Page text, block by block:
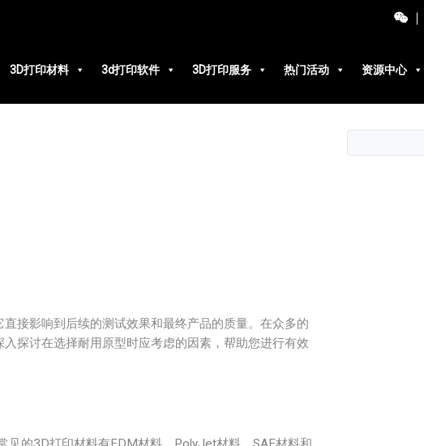
3D打印材料 3d打印软件 3D打印服务 热门活动 资源中心
接影响到后续的测试效果和最终产品的质量。在众多的
探讨在选择耐用原型时应考虑的因素，帮助您进行有效